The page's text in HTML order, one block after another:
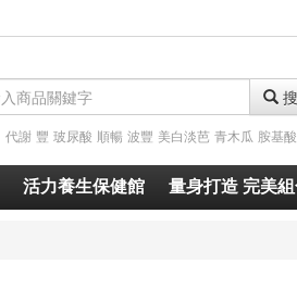
代謝 豐 玻尿酸 順暢 波豐 美白淡芭 青木瓜 胺基酸
活力養生保健館 量身打造 完美